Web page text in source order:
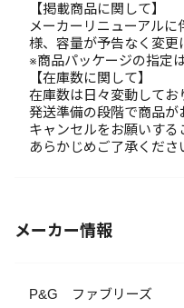
【掲載商品に関して】
メーカーリニューアル
様、容量が予告なく変更
※商品パッケージの指定
【在庫数に関して】
在庫数は日々変動してお
発送準備の段階で商品
キャンセルをお願いする
あらかじめご了承くださ
メーカー情報
P&G ファブリーズ